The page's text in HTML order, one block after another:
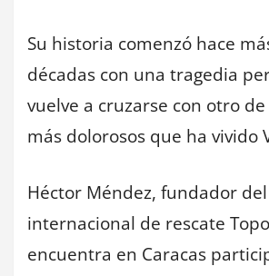
Su historia comenzó hace
décadas con una tragedia
vuelve a cruzarse con otro
más dolorosos que ha vivido
Héctor Méndez, fundador
internacional de rescate
encuentra en Caracas